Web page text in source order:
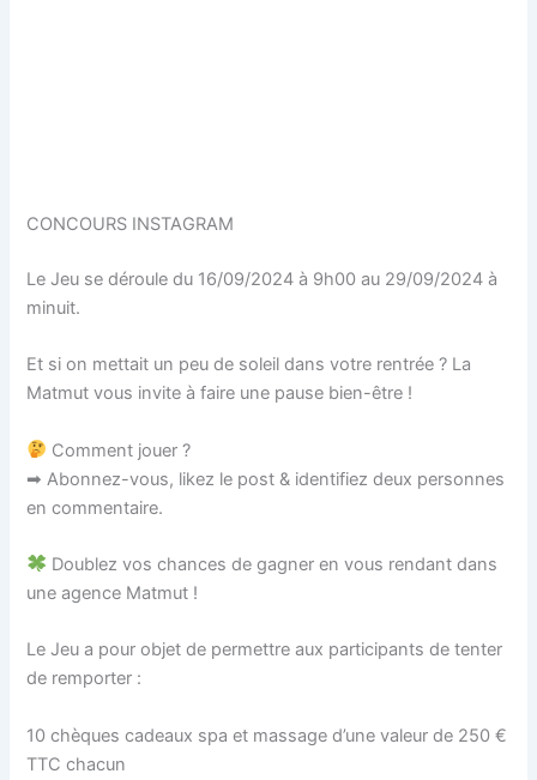
CONCOURS INSTAGRAM
Le Jeu se déroule du 16/09/2024 à 9h00 au 29/09/2024 à
minuit.
Et si on mettait un peu de soleil dans votre rentrée ? La
Matmut vous invite à faire une pause bien-être !
Comment jouer ?
➡ Abonnez-vous, likez le post & identifiez deux personnes
en commentaire.
Doublez vos chances de gagner en vous rendant dans
une agence Matmut !
Le Jeu a pour objet de permettre aux participants de tenter
de remporter :
10 chèques cadeaux spa et massage d’une valeur de 250 €
TTC chacun